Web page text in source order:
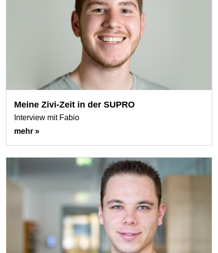
Meine Zivi-Zeit in der SUPRO
Interview mit Fabio
mehr »